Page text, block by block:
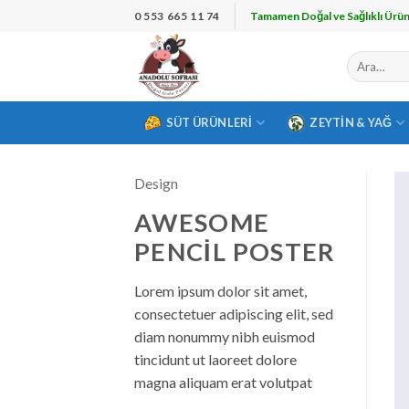
0 553 665 11 74 Tamamen Doğal ve Sağlıklı
Ara:
SÜT ÜRÜNLERI ZEYTIN & YAĞ
Design
AWESOME
PENCIL POSTER
Lorem ipsum dolor sit amet,
consectetuer adipiscing elit, sed
diam nonummy nibh euismod
tincidunt ut laoreet dolore
magna aliquam erat volutpat